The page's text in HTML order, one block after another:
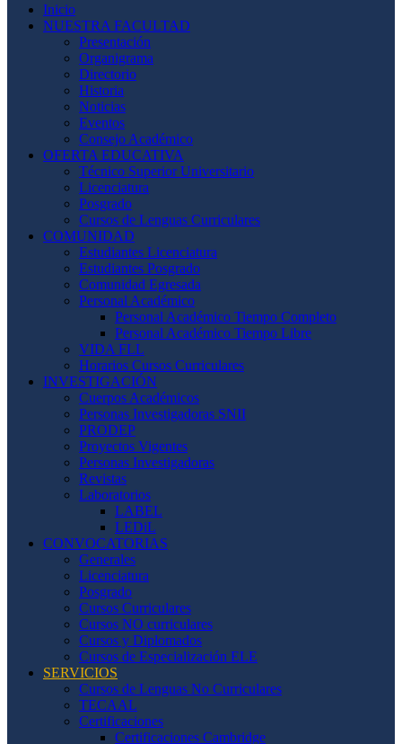
Inicio
NUESTRA FACULTAD
Presentación
Organigrama
Directorio
Historia
Noticias
Eventos
Consejo Académico
OFERTA EDUCATIVA
Técnico Superior Universitario
Licenciatura
Posgrado
Cursos de Lenguas Curriculares
COMUNIDAD
Estudiantes Licenciatura
Estudiantes Posgrado
Comunidad Egresada
Personal Académico
Personal Académico Tiempo Completo
Personal Académico Tiempo Libre
VIDA FLL
Horarios Cursos Curriculares
INVESTIGACIÓN
Cuerpos Académicos
Personas Investigadoras SNII
PRODEP
Proyectos Vigentes
Personas Investigadoras
Revistas
Laboratorios
LABEL
LEDiL
CONVOCATORIAS
Generales
Licenciatura
Posgrado
Cursos Curriculares
Cursos NO curriculares
Cursos y Diplomados
Cursos de Especialización ELE
SERVICIOS
Cursos de Lenguas No Curriculares
TECAAL
Certificaciones
Certificaciones Cambridge